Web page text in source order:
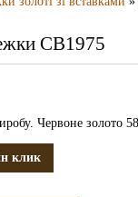
СВ1975
Червоне золото
клик